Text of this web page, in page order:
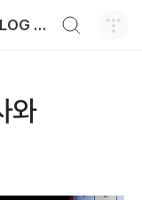
♨ mONSTER dESIGN bLOG - 몬스터디자인 블로그
와